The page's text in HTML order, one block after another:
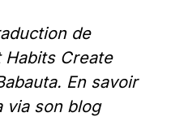
de
Habits Create
En savoir
via son blog